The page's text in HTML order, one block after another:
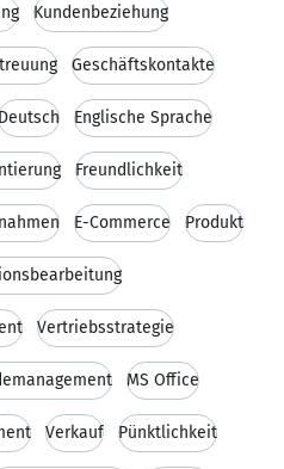
Kundenbeziehung
Geschäftskontakte
Englische Sprache
Freundlichkeit
E-Commerce Produkt
Vertriebsstrategie
MS Office
Verkauf Pünktlichkeit